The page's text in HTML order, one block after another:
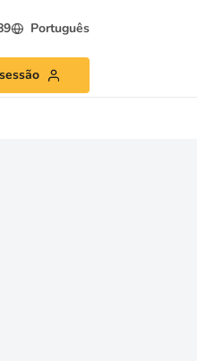
Português